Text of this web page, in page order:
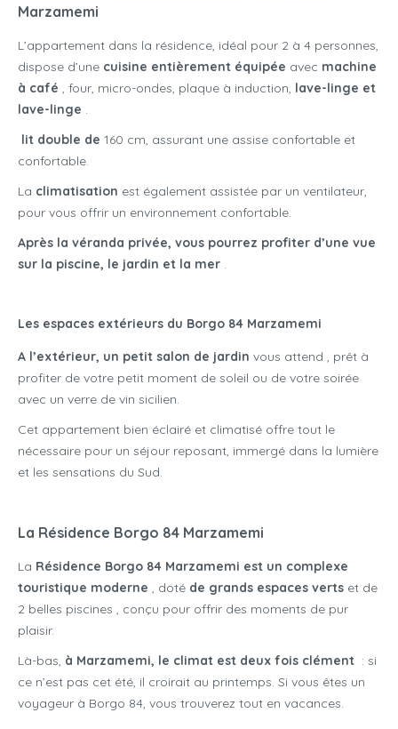
Marzamemi
L’appartement dans la résidence, idéal pour 2 à 4 personnes,
dispose d’une cuisine entièrement équipée avec machine
à café , four, micro-ondes, plaque à induction, lave-linge et
lave-linge .
lit double de 160 cm, assurant une assise confortable et
confortable.
La climatisation est également assistée par un ventilateur,
pour vous offrir un environnement confortable.
Après la véranda privée, vous pourrez profiter d’une vue
sur la piscine, le jardin et la mer .
Les espaces extérieurs du Borgo 84 Marzamemi
A l’extérieur, un petit salon de jardin vous attend , prêt à
profiter de votre petit moment de soleil ou de votre soirée
avec un verre de vin sicilien.
Cet appartement bien éclairé et climatisé offre tout le
nécessaire pour un séjour reposant, immergé dans la lumière
et les sensations du Sud.
La Résidence Borgo 84 Marzamemi
La Résidence Borgo 84 Marzamemi est un complexe
touristique moderne , doté de grands espaces verts et de
2 belles piscines , conçu pour offrir des moments de pur
plaisir.
Là-bas, à Marzamemi, le climat est deux fois clément : si
ce n’est pas cet été, il croirait au printemps. Si vous êtes un
voyageur à Borgo 84, vous trouverez tout en vacances.